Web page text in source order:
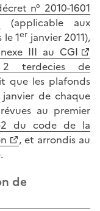
n° 2010-1601
(applicable aux
1er janvier 2011),
III au CGI
terdecies de
que les plafonds
janvier de chaque
au premier
2 du code de la
, et arrondis au
de